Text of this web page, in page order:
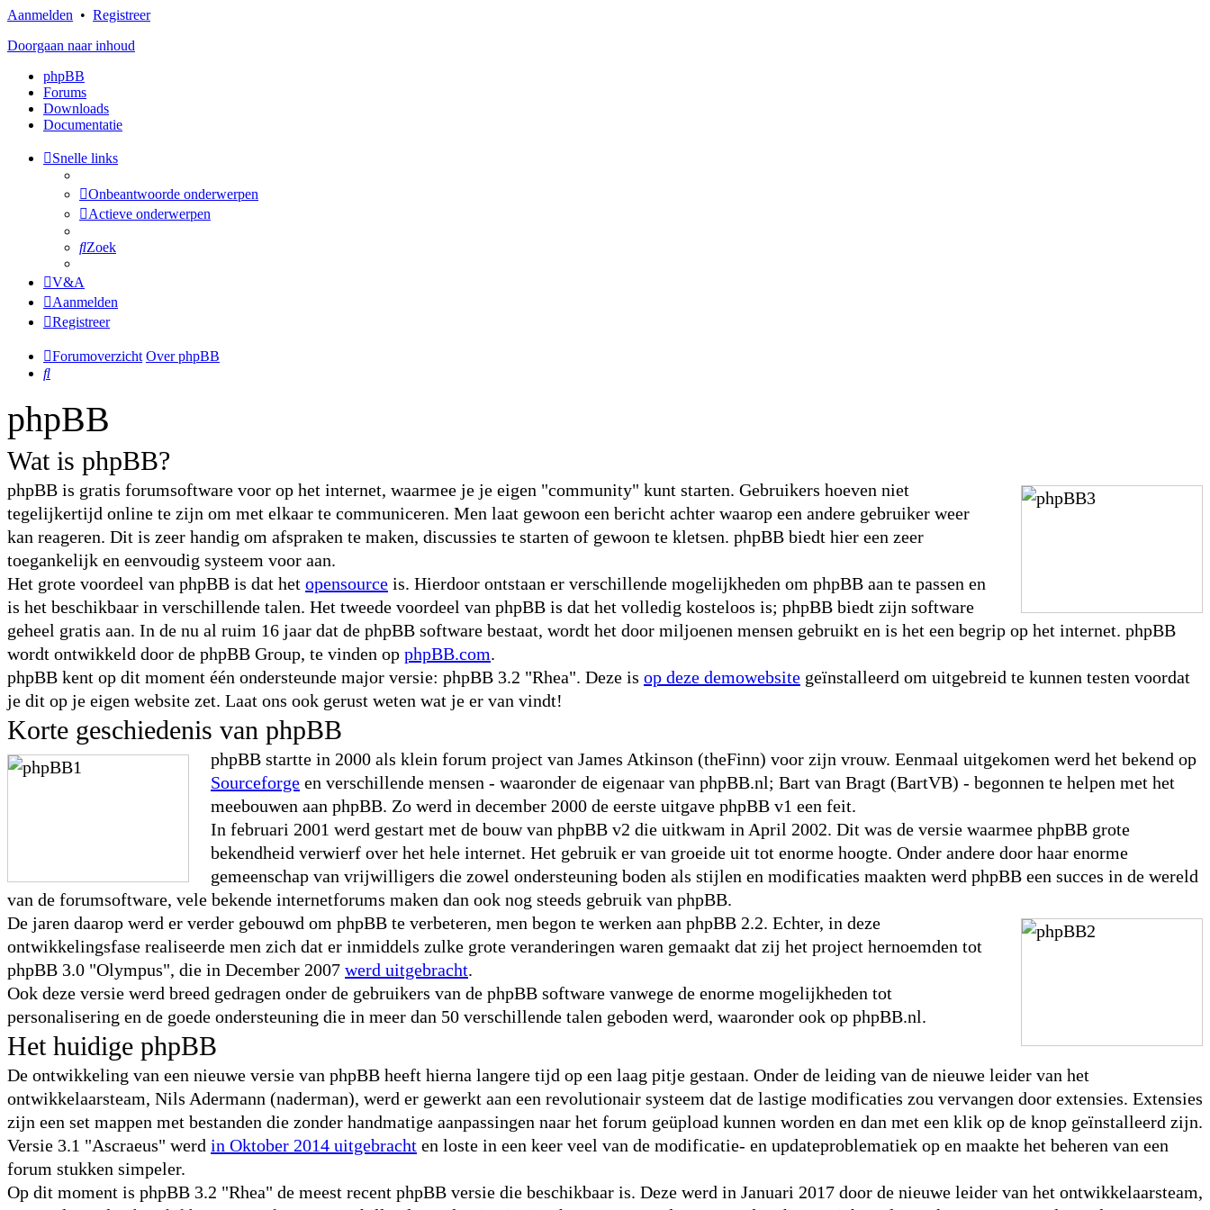
Aanmelden • Registreer
Doorgaan naar inhoud
phpBB
Forums
Downloads
Documentatie
Snelle links
Onbeantwoorde onderwerpen
Actieve onderwerpen
Zoek
V&A
Aanmelden
Registreer
Forumoverzicht Over phpBB
Zoek
phpBB
Wat is phpBB?
phpBB is gratis forumsoftware voor op het internet, waarmee je je eigen "community" kunt starten. Gebruikers hoeven niet
tegelijkertijd online te zijn om met elkaar te communiceren. Men laat gewoon een bericht achter waarop een andere gebruiker weer
kan reageren. Dit is zeer handig om afspraken te maken, discussies te starten of gewoon te kletsen. phpBB biedt hier een zeer
toegankelijk en eenvoudig systeem voor aan.
Het grote voordeel van phpBB is dat het opensource is. Hierdoor ontstaan er verschillende mogelijkheden om phpBB aan te passen en
is het beschikbaar in verschillende talen. Het tweede voordeel van phpBB is dat het volledig kosteloos is; phpBB biedt zijn software
geheel gratis aan. In de nu al ruim 16 jaar dat de phpBB software bestaat, wordt het door miljoenen mensen gebruikt en is het een begrip op het internet. phpBB
wordt ontwikkeld door de phpBB Group, te vinden op phpBB.com.
phpBB kent op dit moment één ondersteunde major versie: phpBB 3.2 "Rhea". Deze is op deze demowebsite geïnstalleerd om uitgebreid te kunnen testen voordat
je dit op je eigen website zet. Laat ons ook gerust weten wat je er van vindt!
Korte geschiedenis van phpBB
phpBB startte in 2000 als klein forum project van James Atkinson (theFinn) voor zijn vrouw. Eenmaal uitgekomen werd het bekend op
Sourceforge en verschillende mensen - waaronder de eigenaar van phpBB.nl; Bart van Bragt (BartVB) - begonnen te helpen met het
meebouwen aan phpBB. Zo werd in december 2000 de eerste uitgave phpBB v1 een feit.
In februari 2001 werd gestart met de bouw van phpBB v2 die uitkwam in April 2002. Dit was de versie waarmee phpBB grote
bekendheid verwierf over het hele internet. Het gebruik er van groeide uit tot enorme hoogte. Onder andere door haar enorme
gemeenschap van vrijwilligers die zowel ondersteuning boden als stijlen en modificaties maakten werd phpBB een succes in de wereld
van de forumsoftware, vele bekende internetforums maken dan ook nog steeds gebruik van phpBB.
De jaren daarop werd er verder gebouwd om phpBB te verbeteren, men begon te werken aan phpBB 2.2. Echter, in deze
ontwikkelingsfase realiseerde men zich dat er inmiddels zulke grote veranderingen waren gemaakt dat zij het project hernoemden tot
phpBB 3.0 "Olympus", die in December 2007 werd uitgebracht.
Ook deze versie werd breed gedragen onder de gebruikers van de phpBB software vanwege de enorme mogelijkheden tot
personalisering en de goede ondersteuning die in meer dan 50 verschillende talen geboden werd, waaronder ook op phpBB.nl.
Het huidige phpBB
De ontwikkeling van een nieuwe versie van phpBB heeft hierna langere tijd op een laag pitje gestaan. Onder de leiding van de nieuwe leider van het
ontwikkelaarsteam, Nils Adermann (naderman), werd er gewerkt aan een revolutionair systeem dat de lastige modificaties zou vervangen door extensies. Extensies
zijn een set mappen met bestanden die zonder handmatige aanpassingen naar het forum geüpload kunnen worden en dan met een klik op de knop geïnstalleerd zijn.
Versie 3.1 "Ascraeus" werd in Oktober 2014 uitgebracht en loste in een keer veel van de modificatie- en updateproblematiek op en maakte het beheren van een
forum stukken simpeler.
Op dit moment is phpBB 3.2 "Rhea" de meest recent phpBB versie die beschikbaar is. Deze werd in Januari 2017 door de nieuwe leider van het ontwikkelaarsteam,